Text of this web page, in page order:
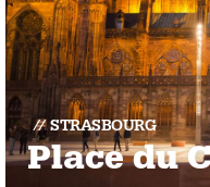
STRASBOURG
Place du